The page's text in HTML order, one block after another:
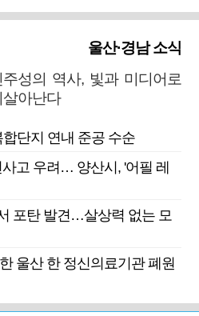
울산·경남 소식
주성의 역사, 빛과 미디어로
살아난다
단지 연내 준공 수순
고 우려… 양산시, '어필 레
포탄 발견…살상력 없는 모
울산 한 정신의료기관 폐원